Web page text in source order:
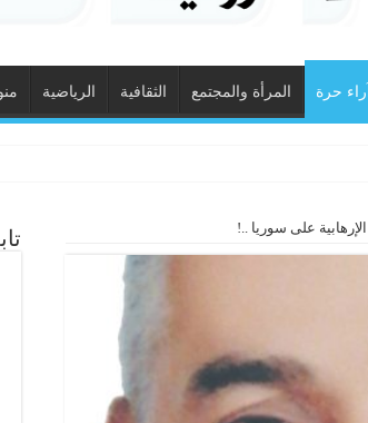
آراء حرة المرأة والمجتمع الثقافية الرياضية
على سوريا ..!